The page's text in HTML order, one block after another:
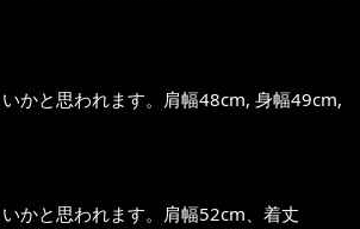
かと思われます。肩幅48cm, 身幅49cm,
かと思われます。肩幅52cm、着丈